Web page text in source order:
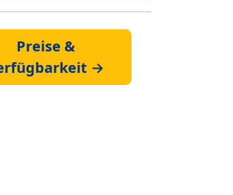
Preise &
→